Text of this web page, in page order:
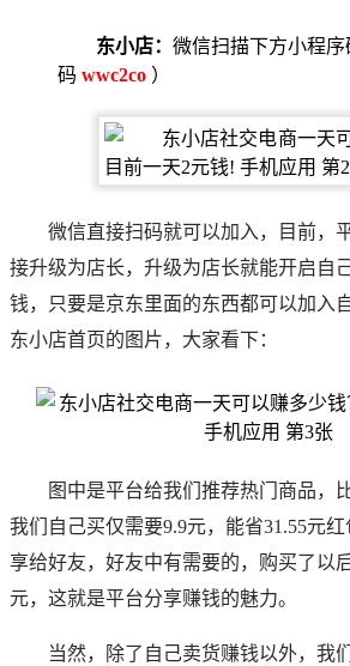
东小店： 微信扫描下方小程
码 wwc2co ）
微信直接扫码就可以加入，目前，
接升级为店长，升级为店长就能开启自
钱，只要是京东里面的东西都可以加入
东小店首页的图片，大家看下：
图中是平台给我们推荐热门商品，
我们自己买仅需要9.9元，能省31.55元
享给好友，好友中有需要的，购买了以
元，这就是平台分享赚钱的魅力。
当然，除了自己卖货赚钱以外，我